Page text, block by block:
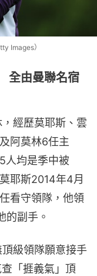
Images）
全由曼聯名宿
經歷莫耶斯、雲
阿莫林6任主
人均是季中被
耶斯2014年4月
看守領隊，他領
的副手。
級領隊願意接手
「捱義氣」頂